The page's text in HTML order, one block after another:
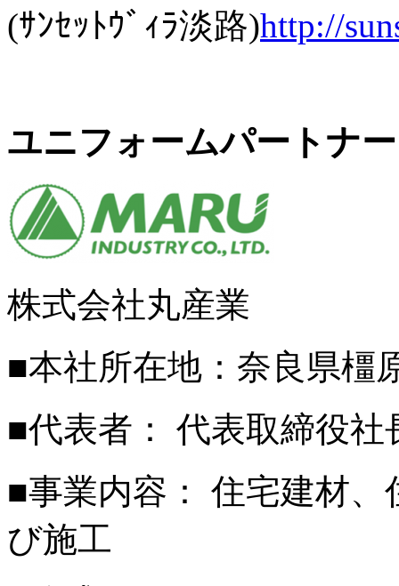
(ｻﾝｾｯﾄｳﾞｨﾗ淡路)http://
ユニフォームパートナ
株式会社丸産業
■本社所在地：奈良県橿
■代表者： 代表取締役
■事業内容： 住宅建材
び施工